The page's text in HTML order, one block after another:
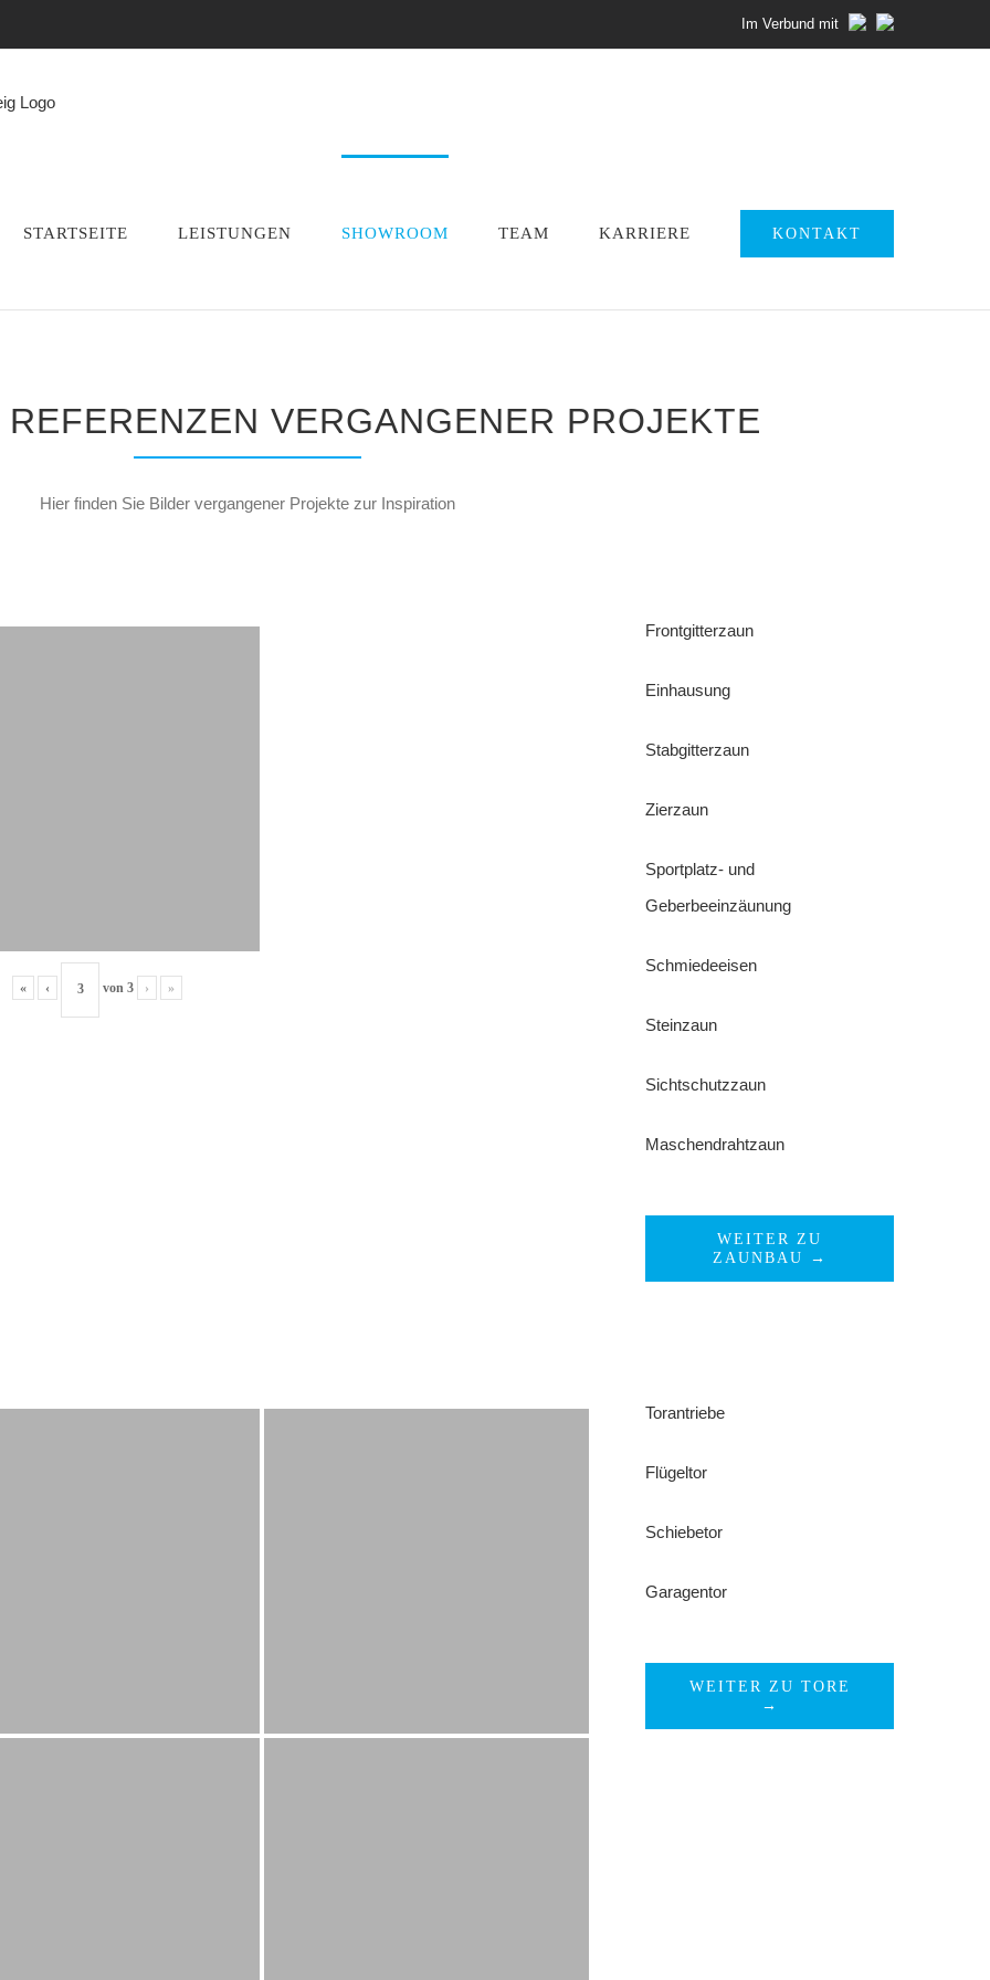
Im Verbund mit
STARTSEITE LEISTUNGEN SHOWROOM TEAM KARRIERE KONTAKT
VERGANGENER PROJEKTE
Hier finden Sie Bilder vergangener Projekte zur Inspiration
« ‹ von3 › »
Frontgitterzaun
Einhausung
Stabgitterzaun
Zierzaun
Sportplatz- und
Geberbeeinzäunung
Schmiedeeisen
Steinzaun
Sichtschutzzaun
Maschendrahtzaun
WEITER ZU
ZAUNBAU →
Torantriebe
Flügeltor
Schiebetor
Garagentor
WEITER ZU TORE
→